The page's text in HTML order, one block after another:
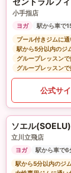
小手指店
ヨガ
駅から車で
プール付きジムに通
駅から5分以内のジ
グループレッスン
グループレッスン
公式サ
ソエル(SOELU)
立川立飛店
ヨガ
駅から車で6
駅から5分以内のジ